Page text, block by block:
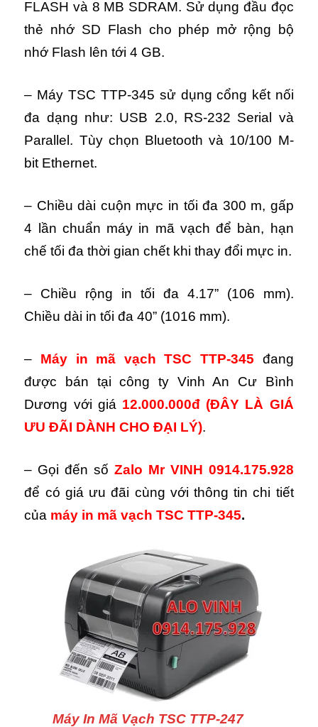
FLASH và 8 MB SDRAM. Sử dụng đầu đọc
thẻ nhớ SD Flash cho phép mở rộng bộ
nhớ Flash lên tới 4 GB.
– Máy TSC TTP-345 sử dụng cổng kết nối
đa dạng như: USB 2.0, RS-232 Serial và
Parallel. Tùy chọn Bluetooth và 10/100 M-
bit Ethernet.
– Chiều dài cuộn mực in tối đa 300 m, gấp
4 lần chuẩn máy in mã vạch để bàn, hạn
chế tối đa thời gian chết khi thay đổi mực in.
– Chiều rộng in tối đa 4.17” (106 mm).
Chiều dài in tối đa 40” (1016 mm).
– Máy in mã vạch TSC TTP-345 đang
được bán tại công ty Vinh An Cư Bình
Dương với giá 12.000.000đ (ĐÂY LÀ GIÁ
ƯU ĐÃI DÀNH CHO ĐẠI LÝ).
– Gọi đến số Zalo Mr VINH 0914.175.928
để có giá ưu đãi cùng với thông tin chi tiết
của máy in mã vạch TSC TTP-345.
Máy In Mã Vạch TSC TTP-247